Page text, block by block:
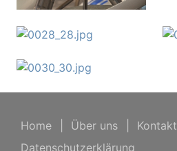
Home Über uns Kontakt
Datenschutzerklärung